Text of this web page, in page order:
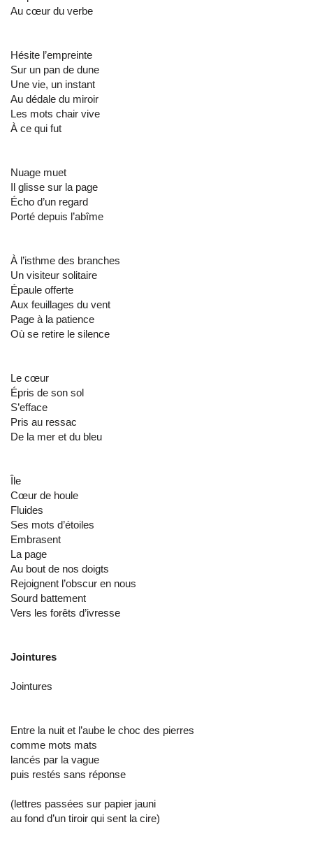
Au cœur du verbe
Hésite l’empreinte
Sur un pan de dune
Une vie, un instant
Au dédale du miroir
Les mots chair vive
À ce qui fut
Nuage muet
Il glisse sur la page
Écho d’un regard
Porté depuis l’abîme
À l’isthme des branches
Un visiteur solitaire
Épaule offerte
Aux feuillages du vent
Page à la patience
Où se retire le silence
Le cœur
Épris de son sol
S’efface
Pris au ressac
De la mer et du bleu
Île
Cœur de houle
Fluides
Ses mots d’étoiles
Embrasent
La page
Au bout de nos doigts
Rejoignent l’obscur en nous
Sourd battement
Vers les forêts d’ivresse
Jointures
Jointures
Entre la nuit et l’aube le choc des pierres
comme mots mats
lancés par la vague
puis restés sans réponse
(lettres passées sur papier jauni
au fond d’un tiroir qui sent la cire)